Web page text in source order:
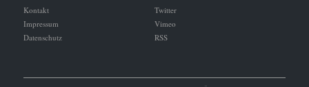
Kontakt
Impressum
Datenschutz
Twitter
Vimeo
RSS